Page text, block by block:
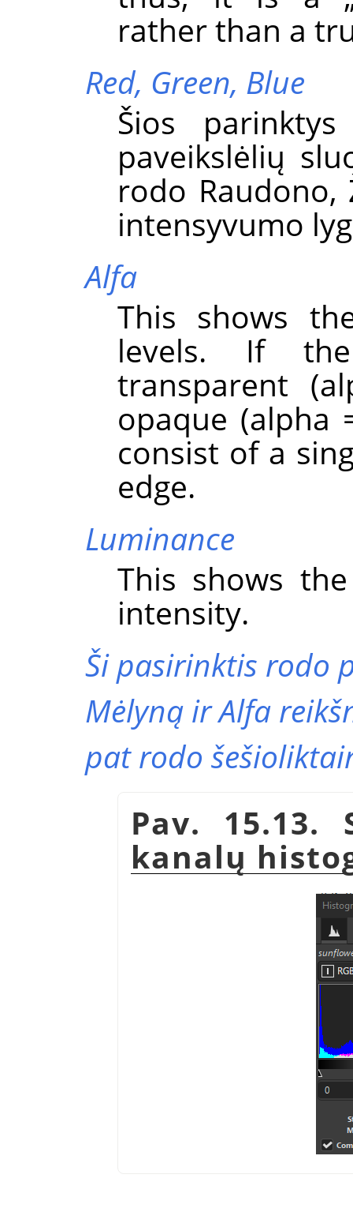
rather than a
Red, Green, Blue
Šios
paveikslėlių
rodo Raudono,
intensyvumo
Alfa
This shows
levels. If
transparent
opaque (alpha
consist of a
edge.
Luminance
This shows
intensity.
Ši pasirinktis rodo
MėlynąirAlfa
pat rodo
Pav.
kanalų